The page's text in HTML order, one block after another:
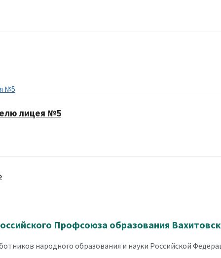
лицея №5
Профсоюза образования
народного образования и науки Российской